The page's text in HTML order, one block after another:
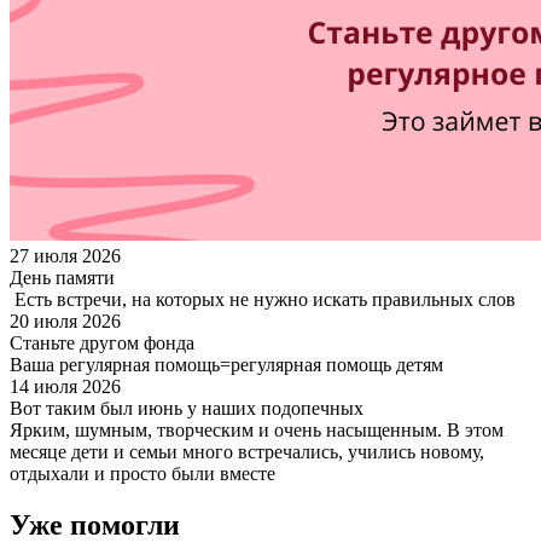
27 июля 2026
День памяти
Есть встречи, на которых не нужно искать правильных слов
20 июля 2026
Станьте другом фонда
Ваша регулярная помощь=регулярная помощь детям
14 июля 2026
Вот таким был июнь у наших подопечных
Ярким, шумным, творческим и очень насыщенным. В этом
месяце дети и семьи много встречались, учились новому,
отдыхали и просто были вместе
Уже помогли